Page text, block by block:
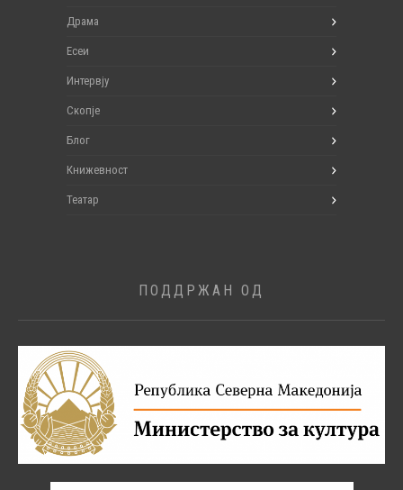
Драма
Есеи
Интервју
Скопје
Блог
Книжевност
Театар
ПОДДРЖАН ОД